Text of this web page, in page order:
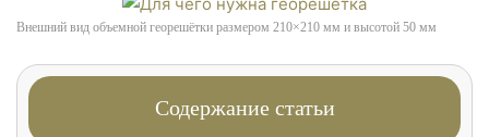
Внешний вид объемной георешётки размером 210×210 мм и высотой 50 мм
Содержание статьи